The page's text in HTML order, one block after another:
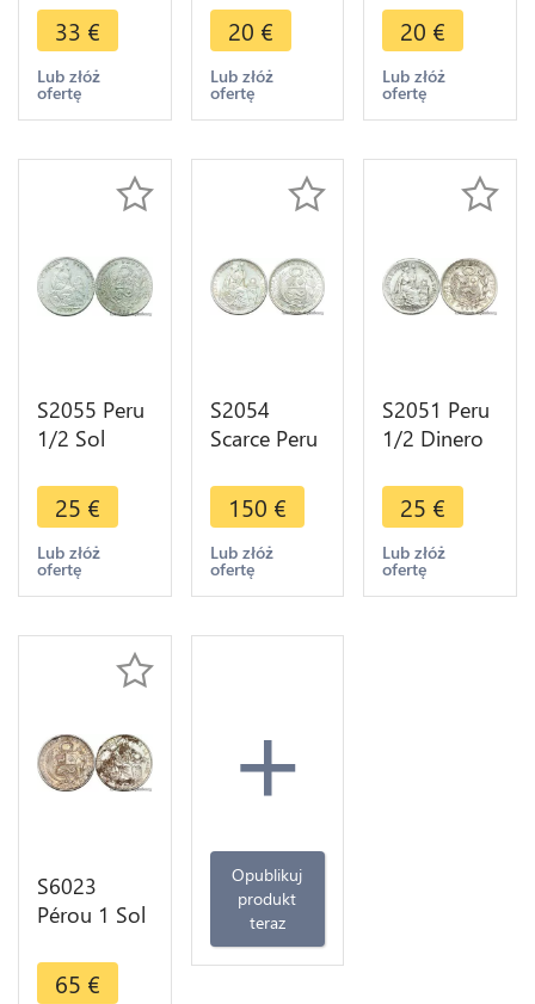
Silver ->
Faire Offre
33 €
Lub złóż
ofertę
Argent
Silver ->
Faire Offre
20 €
Lub złóż
ofertę
->Make
offer
20 €
Lub złóż
ofertę
S2055 Peru
1/2 Sol
->Make
offer
25 €
Lub złóż
ofertę
S2054
Scarce Peru
Lima 1907
FDC ! UNC !
BU Argent -
>Make
150 €
Lub złóż
ofertę
S2051 Peru
1/2 Dinero
Superbe
+++ SPL ->
Make offer
25 €
Lub złóż
ofertę
S6023
Pérou 1 Sol
Lima Argent
65 €
+
Opublikuj
produkt
teraz